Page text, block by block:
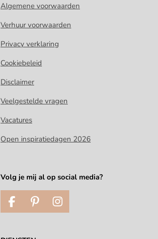
Algemene voorwaarden
Verhuur voorwaarden
Privacy verklaring
Cookiebeleid
Disclaimer
Veelgestelde vragen
Vacatures
Open inspiratiedagen 2026
Volg je mij al op social media?
F
a
P
i
I
n